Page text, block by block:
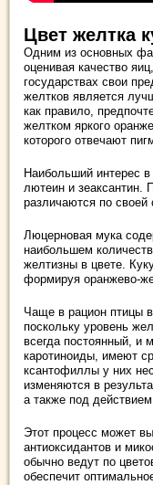
Цвет желтка
Одним из основных
оценивая качество
государствах свои
желтков является
как правило,
желтком яркого
которого отвечают
Наибольший интерес
лютеин и зеаксантин.
различаются по своей
Люцерновая мука
наибольшем
желтизны в цвете.
формируя оранжево-
Чаще в рацион птицы
поскольку уровень
всегда постоянный, и
каротиноиды, имеют
ксантофиллы у них
изменяются в
а также под
Этот процесс может
антиоксидантов и
обычно ведут по
обеспечит